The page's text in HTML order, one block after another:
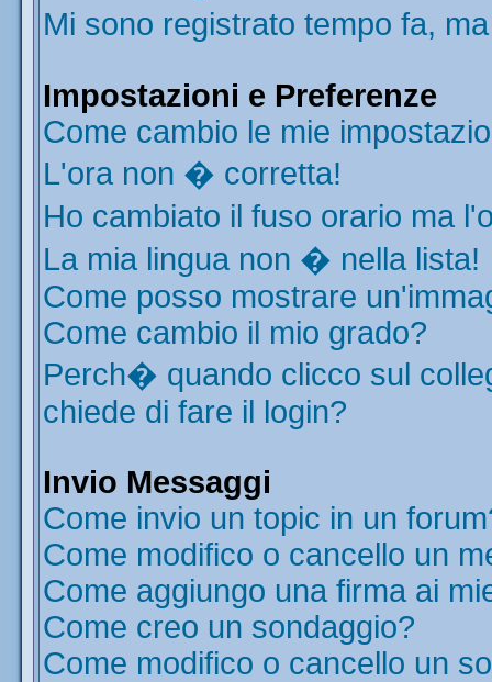
Mi sono registrato tempo fa,
Impostazioni e Preferenze
Come cambio le mie
L'ora non � corretta!
Ho cambiato il fuso orario ma
La mia lingua non � nella lista!
Come posso mostrare
Come cambio il mio grado?
Perch� quando clicco sul
chiede di fare il login?
Invio Messaggi
Come invio un topic in un
Come modifico o cancello un
Come aggiungo una firma ai
Come creo un sondaggio?
Come modifico o cancello un